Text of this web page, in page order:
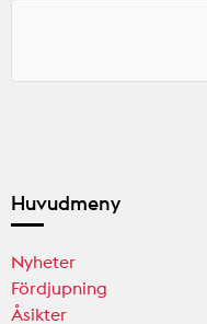
Huvudmeny
Nyheter
Fördjupning
Åsikter